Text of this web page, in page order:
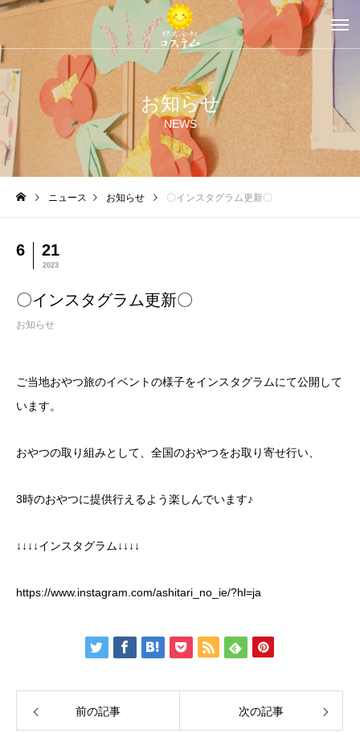
お知らせ
NEWS
ニュース お知らせ 〇インスタグラム更新〇
6 21
2023
〇インスタグラム更新〇
お知らせ
ご当地おやつ旅のイベントの様子をインスタグラムにて公開して
います。
おやつの取り組みとして、全国のおやつをお取り寄せ行い、
3時のおやつに提供行えるよう楽しんでいます♪
↓↓↓↓インスタグラム↓↓↓↓
https://www.instagram.com/ashitari_no_ie/?hl=ja
前の記事 次の記事